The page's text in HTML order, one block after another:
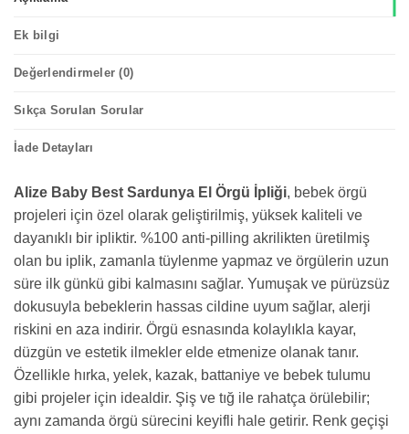
Ek bilgi
Değerlendirmeler (0)
Sıkça Sorulan Sorular
İade Detayları
Alize Baby Best Sardunya El Örgü İpliği, bebek örgü
projeleri için özel olarak geliştirilmiş, yüksek kaliteli ve
dayanıklı bir ipliktir. %100 anti-pilling akrilikten üretilmiş
olan bu iplik, zamanla tüylenme yapmaz ve örgülerin uzun
süre ilk günkü gibi kalmasını sağlar. Yumuşak ve pürüzsüz
dokusuyla bebeklerin hassas cildine uyum sağlar, alerji
riskini en aza indirir. Örgü esnasında kolaylıkla kayar,
düzgün ve estetik ilmekler elde etmenize olanak tanır.
Özellikle hırka, yelek, kazak, battaniye ve bebek tulumu
gibi projeler için idealdir. Şiş ve tığ ile rahatça örülebilir;
aynı zamanda örgü sürecini keyifli hale getirir. Renk geçişi